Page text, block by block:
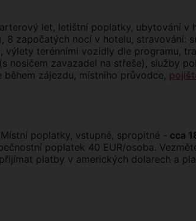
let, letištní poplatky, ubytování v
8 započatých nocí v hotelu, stravování:
výlety terénními vozidly dle programu,
nosičem zavazadel na střeše), služby
zájezdu, místního průvodce,
Místní poplatky, vstupné, spropitné - cca
poplatek 40 EUR/osoba.
platby v amerických dolarech a